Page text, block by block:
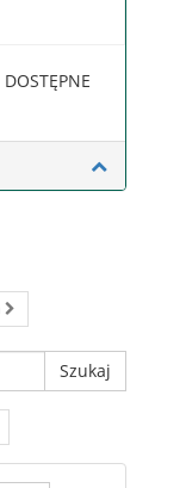
Szukaj